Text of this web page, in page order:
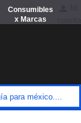
Consumibles
x Marcas